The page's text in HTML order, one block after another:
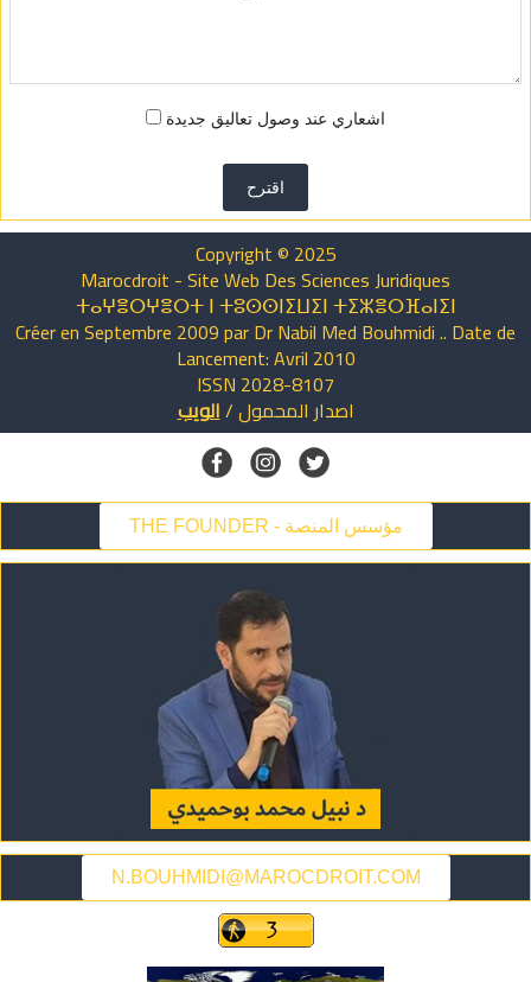
اشعاري عند وصول تعاليق جديدة
اقترح
Copyright © 2025
Marocdroit - Site Web Des Sciences Juridiques
ⵜⴰⵖⴻⵔⵖⴻⵔⵜ ⵏ ⵜⵓⵙⵙⵏⵉⵡⵉⵏ ⵜⵉⵣⴻⵔⴼⴰⵏⵉⵏ
Créer en Septembre 2009 par Dr Nabil Med Bouhmidi .. Date de
Lancement: Avril 2010
ISSN 2028-8107
اصدار المحمول/الويب
THE FOUNDER - مؤسس المنصة
N.BOUHMIDI@MAROCDROIT.COM